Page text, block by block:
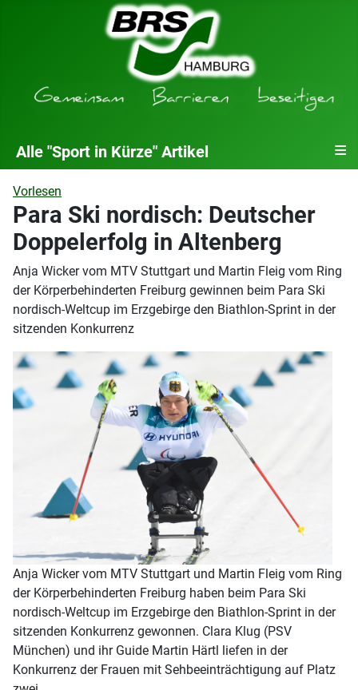
Alle "Sport in Kürze" Artikel ≡
Vorlesen
Para Ski nordisch: Deutscher
Doppelerfolg in Altenberg
Anja Wicker vom MTV Stuttgart und Martin Fleig vom Ring
der Körperbehinderten Freiburg gewinnen beim Para Ski
nordisch-Weltcup im Erzgebirge den Biathlon-Sprint in der
sitzenden Konkurrenz
Anja Wicker vom MTV Stuttgart und Martin Fleig vom Ring
der Körperbehinderten Freiburg haben beim Para Ski
nordisch-Weltcup im Erzgebirge den Biathlon-Sprint in der
sitzenden Konkurrenz gewonnen. Clara Klug (PSV
München) und ihr Guide Martin Härtl liefen in der
Konkurrenz der Frauen mit Sehbeeinträchtigung auf Platz